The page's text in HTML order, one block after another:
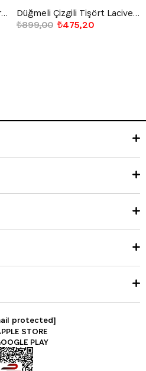
Polo Yaka Çizgili Triko Tişört Bej
Düğmeli Çizgili Tişört Lacivert
₺475,20
₺899,00
protected]
STORE
PLAY